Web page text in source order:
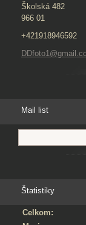
Školská 482
966 01
+421918946592
Mail list
Štatistiky
Celkom: